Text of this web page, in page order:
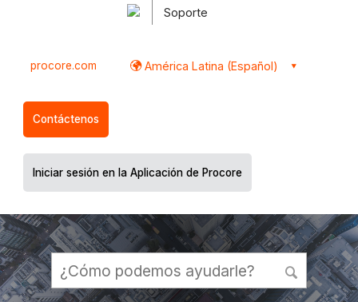
Soporte
procore.com América Latina (Español)
Contáctenos
Iniciar sesión en la Aplicación de Procore